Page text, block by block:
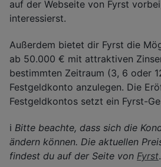
auf der Webseite von Fyrst
interessierst.
Außerdem bietet dir Fyrst die
ab 50.000 € mit attraktiven
bestimmten Zeitraum (3, 6 oder
Festgeldkonto anzulegen. Die
Festgeldkontos setzt ein Fyrst-
ℹ️ Bitte beachte, dass sich die
ändern können. Die aktuellen
findest du auf der Seite von Fyrst